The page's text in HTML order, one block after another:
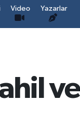
Video Yazarlar
ve